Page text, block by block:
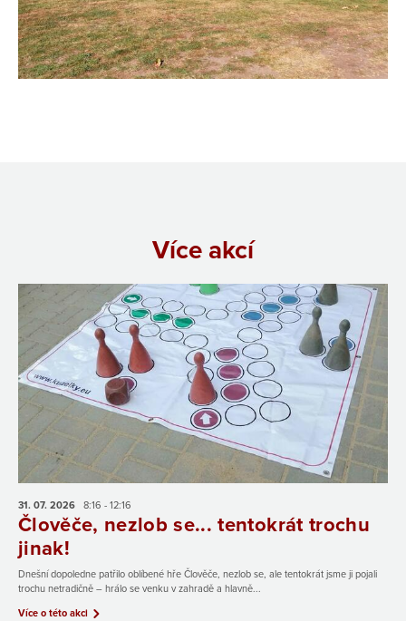
Více akcí
31. 07. 2026 8:16 - 12:16
Člověče, nezlob se... tentokrát trochu
jinak!
Dnešní dopoledne patřilo oblíbené hře Člověče, nezlob se, ale tentokrát jsme ji pojali
trochu netradičně – hrálo se venku v zahradě a hlavně...
Více o této akci